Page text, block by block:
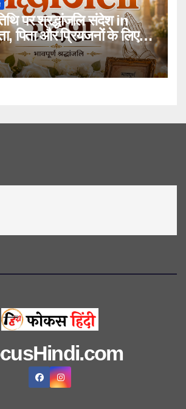
पर श्रद्धांजलि संदेश in
पिता और प्रियजनों के लिए